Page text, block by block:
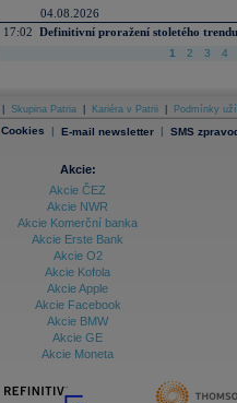
04.08.2026
17:02 Definitivní proražení stoletého
1 2 3 4
Skupina Patria Kariéra v Patrii Podmínky
Cookies | E-mail newsletter | SMS
Akcie:
Akcie ČEZ
Akcie NWR
Akcie Komerční banka
Akcie Erste Bank
Akcie O2
Akcie Kofola
Akcie Apple
Akcie Facebook
Akcie BMW
Akcie GE
Akcie Moneta